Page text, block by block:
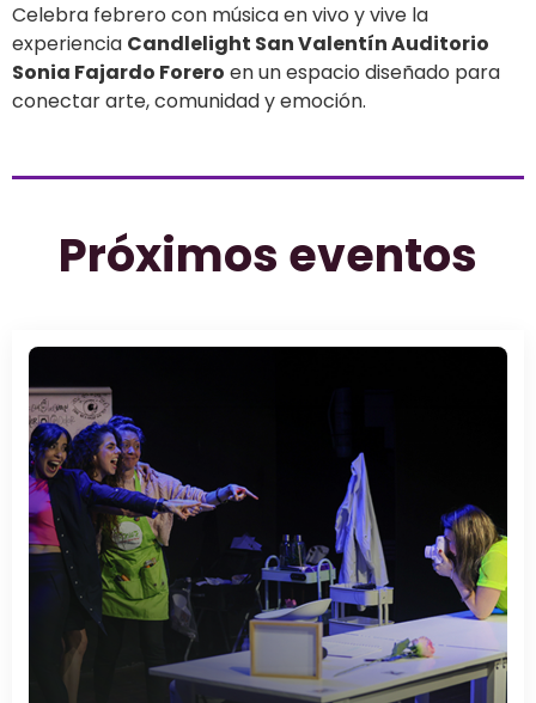
Celebra febrero con música en vivo y vive la
experiencia Candlelight San Valentín Auditorio
Sonia Fajardo Forero en un espacio diseñado para
conectar arte, comunidad y emoción.
Próximos eventos